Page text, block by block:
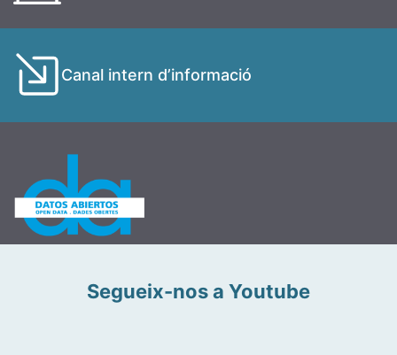
Canal intern d’informació
Segueix-nos a Youtube